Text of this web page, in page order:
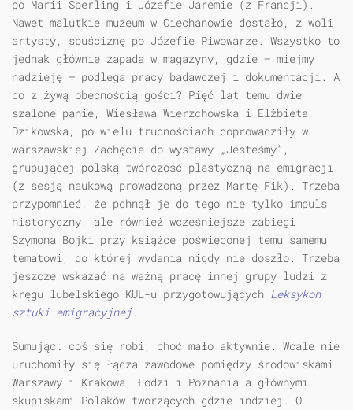
po Marii Sperling i Józefie Jaremie (z Francji).
Nawet malutkie muzeum w Ciechanowie dostało, z woli
artysty, spuściznę po Józefie Piwowarze. Wszystko to
jednak głównie zapada w magazyny, gdzie — miejmy
nadzieję — podlega pracy badawczej i dokumentacji. A
co z żywą obecnością gości? Pięć lat temu dwie
szalone panie, Wiesława Wierzchowska i Elżbieta
Dzikowska, po wielu trudnościach doprowadziły w
warszawskiej Zachęcie do wystawy „Jesteśmy”,
grupującej polską twórczość plastyczną na emigracji
(z sesją naukową prowadzoną przez Martę Fik). Trzeba
przypomnieć, że pchnął je do tego nie tylko impuls
historyczny, ale również wcześniejsze zabiegi
Szymona Bojki przy książce poświęconej temu samemu
tematowi, do której wydania nigdy nie doszło. Trzeba
jeszcze wskazać na ważną pracę innej grupy ludzi z
kręgu lubelskiego KUL-u przygotowujących Leksykon
sztuki emigracyjnej.
Sumując: coś się robi, choć mało aktywnie. Wcale nie
uruchomiły się łącza zawodowe pomiędzy środowiskami
Warszawy i Krakowa, Łodzi i Poznania a głównymi
skupiskami Polaków tworzących gdzie indziej. O